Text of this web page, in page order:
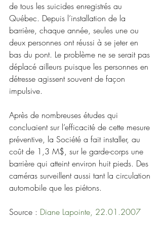
de tous les suicides enregistrés au
Québec. Depuis l’installation de la
barrière, chaque année, seules une ou
deux personnes ont réussi à se jeter en
bas du pont. Le problème ne se serait pas
déplacé ailleurs puisque les personnes en
détresse agissent souvent de façon
impulsive.
Après de nombreuses études qui
concluaient sur l’efficacité de cette mesure
préventive, la Société a fait installer, au
coût de 1,3 M$, sur le garde-corps une
barrière qui atteint environ huit pieds. Des
caméras surveillent aussi tant la circulation
automobile que les piétons.
Source : Diane Lapointe, 22.01.2007